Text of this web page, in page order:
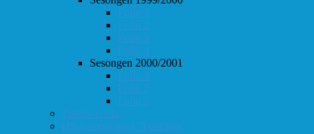
Follo 1
Follo 2
Follo 3
Follo 4
Sesongen 2000/2001
Follo 1
Follo 2
Follo 3
Totaloversikt
ØS-kamper med "Fullt hus"